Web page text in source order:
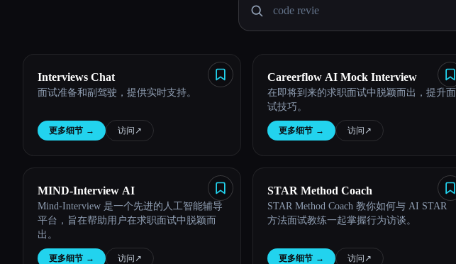
Interviews Chat
面试准备和副驾驶，提供实时支持。
更多细节 → 访问 ↗︎
Careerflow AI Mock Interview
在即将到来的求职面试中脱颖而出，提升面
试技巧。
更多细节 → 访问 ↗︎
MIND-Interview AI
Mind-Interview 是一个先进的人工智能辅导
平台，旨在帮助用户在求职面试中脱颖而
出。
更多细节 → 访问 ↗︎
STAR Method Coach
STAR Method Coach 教你如何与 AI STAR
方法面试教练一起掌握行为访谈。
更多细节 → 访问 ↗︎